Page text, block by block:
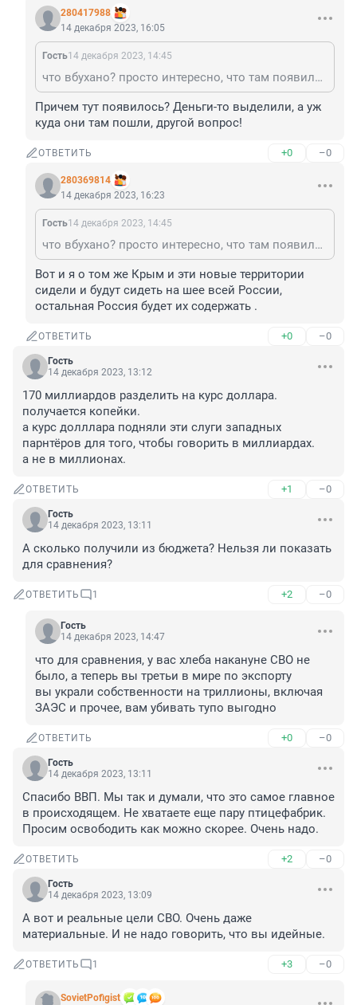
280417988
14 декабря 2023, 16:05
Гость14 декабря 2023, 14:45
что вбухано? просто интересно, что там появилось такого, что прямо вбухано))) ничего ровным счетом
Причем тут появилось? Деньги-то выделили, а уж
куда они там пошли, другой вопрос!
ОТВЕТИТЬ +0 –0
280369814
14 декабря 2023, 16:23
Гость14 декабря 2023, 14:45
что вбухано? просто интересно, что там появилось такого, что прямо вбухано))) ничего ровным счетом
Вот и я о том же Крым и эти новые территории
сидели и будут сидеть на шее всей России,
остальная Россия будет их содержать .
ОТВЕТИТЬ +0 –0
Гость
14 декабря 2023, 13:12
170 миллиардов разделить на курс доллара.
получается копейки.
а курс долллара подняли эти слуги западных
парнтёров для того, чтобы говорить в миллиардах.
а не в миллионах.
ОТВЕТИТЬ +1 –0
Гость
14 декабря 2023, 13:11
А сколько получили из бюджета? Нельзя ли показать
для сравнения?
ОТВЕТИТЬ 1 +2 –0
Гость
14 декабря 2023, 14:47
что для сравнения, у вас хлеба накануне СВО не
было, а теперь вы третьи в мире по экспорту
вы украли собственности на триллионы, включая
ЗАЭС и прочее, вам убивать тупо выгодно
ОТВЕТИТЬ +0 –0
Гость
14 декабря 2023, 13:11
Спасибо ВВП. Мы так и думали, что это самое главное
в происходящем. Не хватаете еще пару птицефабрик.
Просим освободить как можно скорее. Очень надо.
ОТВЕТИТЬ +2 –0
Гость
14 декабря 2023, 13:09
А вот и реальные цели СВО. Очень даже
материальные. И не надо говорить, что вы идейные.
ОТВЕТИТЬ 1 +3 –0
SovietPofigist